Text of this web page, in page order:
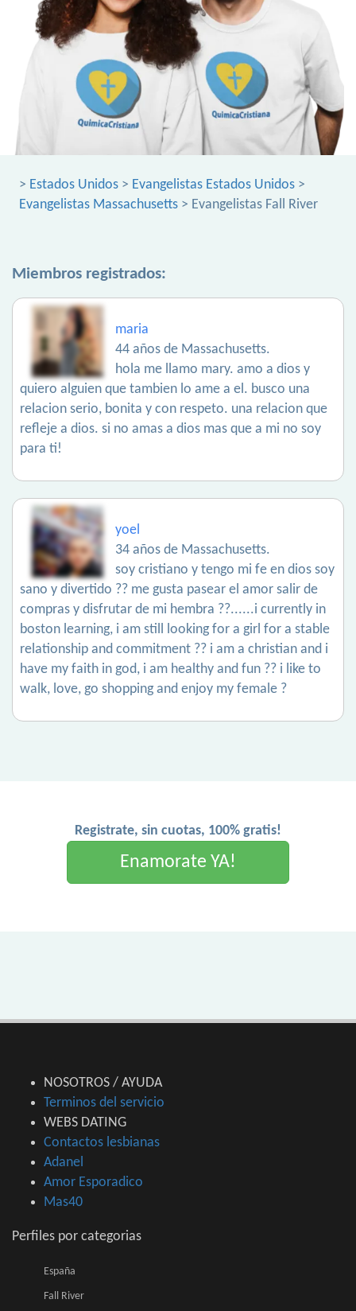
> Estados Unidos > Evangelistas Estados Unidos >
Evangelistas Massachusetts > Evangelistas Fall River
Miembros registrados:
maria
44 años de Massachusetts.
hola me llamo mary. amo a dios y
quiero alguien que tambien lo ame a el. busco una
relacion serio, bonita y con respeto. una relacion que
refleje a dios. si no amas a dios mas que a mi no soy
para ti!
yoel
34 años de Massachusetts.
soy cristiano y tengo mi fe en dios soy
sano y divertido ?? me gusta pasear el amor salir de
compras y disfrutar de mi hembra ??......i currently in
boston learning, i am still looking for a girl for a stable
relationship and commitment ?? i am a christian and i
have my faith in god, i am healthy and fun ?? i like to
walk, love, go shopping and enjoy my female ?
Registrate, sin cuotas, 100% gratis!
Enamorate YA!
NOSOTROS / AYUDA
Terminos del servicio
WEBS DATING
Contactos lesbianas
Adanel
Amor Esporadico
Mas40
Perfiles por categorias
España
Fall River